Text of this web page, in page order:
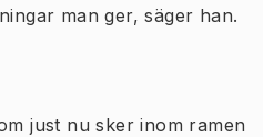
man ger, säger han.
just nu sker inom ramen